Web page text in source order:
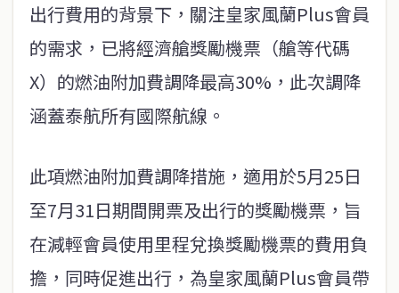
出行費用的背景下，關注皇家風蘭Plus會員
的需求，已將經濟艙獎勵機票（艙等代碼
X）的燃油附加費調降最高30%，此次調降
涵蓋泰航所有國際航線。
此項燃油附加費調降措施，適用於5月25日
至7月31日期間開票及出行的獎勵機票，旨
在減輕會員使用里程兌換獎勵機票的費用負
擔，同時促進出行，為皇家風蘭Plus會員帶